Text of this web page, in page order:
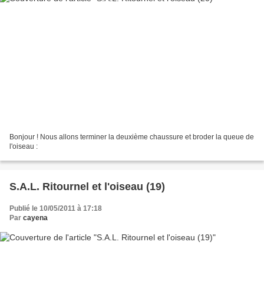
Bonjour ! Nous allons terminer la deuxième chaussure et broder la queue de
l'oiseau :
S.A.L. Ritournel et l'oiseau (19)
Publié le 10/05/2011 à 17:18
Par cayena